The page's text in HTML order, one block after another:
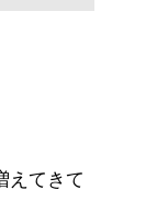
えてきて